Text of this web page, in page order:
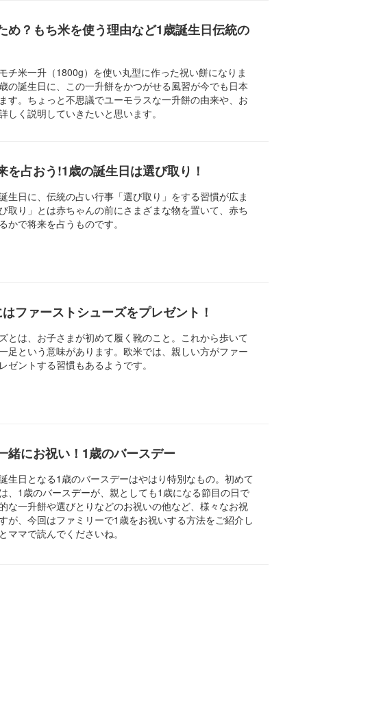
め？もち米を使う理由など1歳誕生日伝統の
チ米一升（1800g）を使い丸型に作った祝い餅になりま
の誕生日に、この一升餅をかつがせる風習が今でも日本
す。ちょっと不思議でユーモラスな一升餅の由来や、お
しく説明していきたいと思います。
を占おう!1歳の誕生日は選び取り！
生日に、伝統の占い行事「選び取り」をする習慣が広ま
取り」とは赤ちゃんの前にさまざまな物を置いて、赤ち
かで将来を占うものです。
ファーストシューズをプレゼント！
とは、お子さまが初めて履く靴のこと。これから歩いて
足という意味があります。欧米では、親しい方がファー
ゼントする習慣もあるようです。
緒にお祝い！1歳のバースデー
生日となる1歳のバースデーはやはり特別なもの。初めて
、1歳のバースデーが、親としても1歳になる節目の日で
な一升餅や選びとりなどのお祝いの他など、様々なお祝
が、今回はファミリーで1歳をお祝いする方法をご紹介し
ママで読んでくださいね。